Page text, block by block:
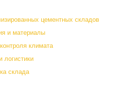
цементных складов
и материалы
климата
логистики
склада